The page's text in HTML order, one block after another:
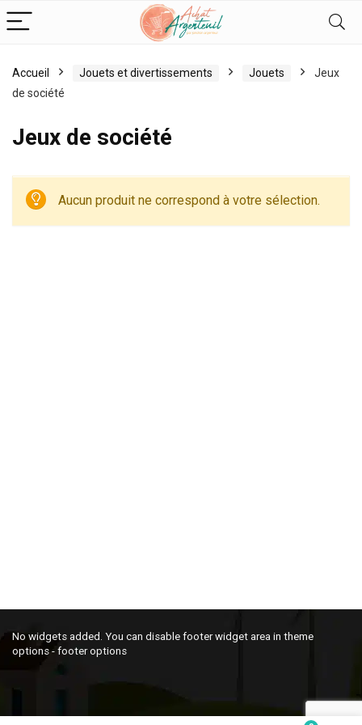
Accueil Jouets et divertissements Jouets
Jeux
de société
Jeux de société
Aucun produit ne correspond à votre sélection.
No widgets added. You can disable footer widget area in theme
options - footer options